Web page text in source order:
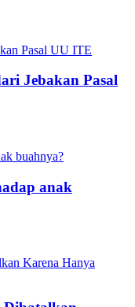
Jebakan Pasal
anak